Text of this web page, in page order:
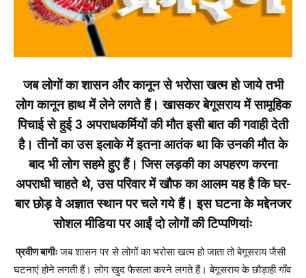
जब लोगों का शासन और कानून से भरोसा खत्म हो जाये तभी
लोग कानून हाथ में लेने लगते हैं। खासकर बेगूसराय में सामूहिक
पिचाई से हुई 3 अपराधकर्मियों की मौत इसी बात की गवाही देती
है। तीनों का उस इलाके में इतना आतंक था कि उनकी मौत के
बाद भी लोग सहमे हुए हैं। जिस लड़की का अपहरण करना
अपराधी चाहते थे, उस परिवार में खौफ का आलम यह है कि घर-
बार छोड़ वे अज्ञात स्थान पर चले गये हैं। इस घटना के मद्देनजर
सोशल मीडिया पर आईं दो लोगों की टिप्पणियांः
प्रवीण बागीःजब शासन पर से लोगों का भरोसा खत्म हो जाता तो बेगूसराय जैसी
घटनाएं होने लगती हैं। लोग खुद फैसला करने लगते हैं। बेगूसराय के छौड़ाही गाँव